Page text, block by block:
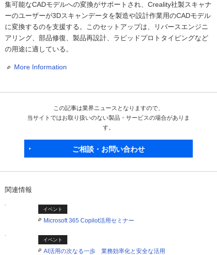
集可能なCADモデルへの変換がサポートされ、Creality社製スキャナ
ーのユーザーが3Dスキャンデータを製造や設計作業用のCADモデル
に変換するのを支援する。このセットアップは、リバースエンジニ
アリング、部品修復、製品再設計、ラピッドプロトタイピングなど
の用途に適している。
More Information
この記事は業界ニュースとなりますので、
当サイトではお取り扱いのない製品・サービスの場合がありま
す。
ご相談・お問い合わせ
関連情報
イベント
Microsoft 365 Copilot活用セミナー
イベント
AI活用の次なる一歩 業務効率化と安全な活用